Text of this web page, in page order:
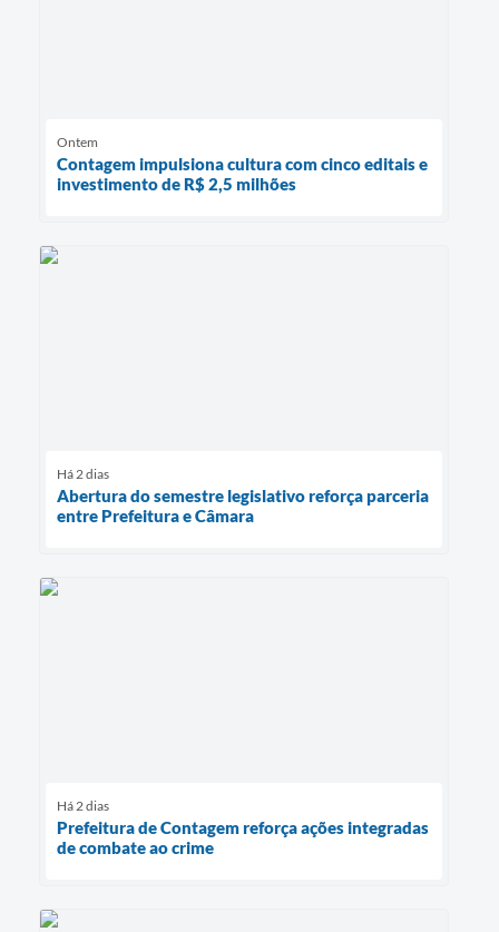
Ontem
Contagem impulsiona cultura com cinco editais e
investimento de R$ 2,5 milhões
Há 2 dias
Abertura do semestre legislativo reforça parceria
entre Prefeitura e Câmara
Há 2 dias
Prefeitura de Contagem reforça ações integradas
de combate ao crime